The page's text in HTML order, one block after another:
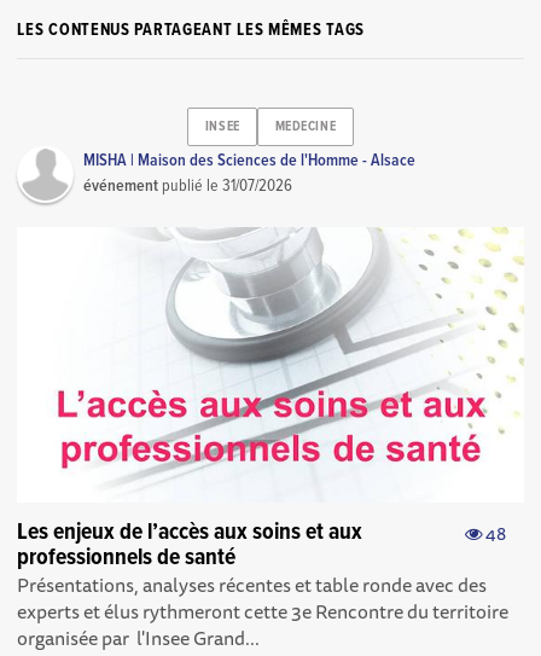
LES CONTENUS PARTAGEANT LES MÊMES TAGS
INSEE MEDECINE
MISHA | Maison des Sciences de l'Homme - Alsace
événement publié le31/07/2026
48
Les enjeux de l’accès aux soins et aux
professionnels de santé
Présentations, analyses récentes et table ronde avec des
experts et élus rythmeront cette 3e Rencontre du territoire
organisée par l'Insee Grand...